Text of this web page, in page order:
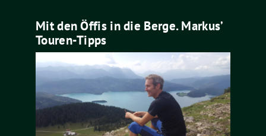
Mit den Öffis in die Berge. Markus’
Touren-Tipps